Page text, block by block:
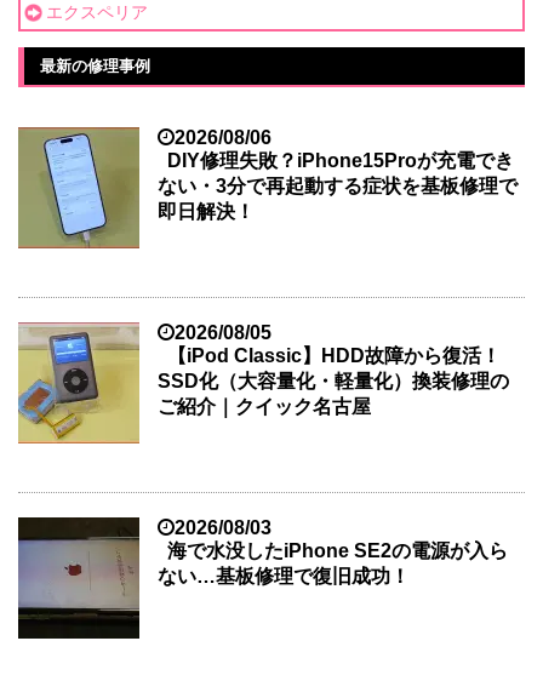
エクスペリア
最新の修理事例
2026/08/06
DIY修理失敗？iPhone15Proが充電でき
ない・3分で再起動する症状を基板修理で
即日解決！
2026/08/05
【iPod Classic】HDD故障から復活！
SSD化（大容量化・軽量化）換装修理の
ご紹介｜クイック名古屋
2026/08/03
海で水没したiPhone SE2の電源が入ら
ない…基板修理で復旧成功！